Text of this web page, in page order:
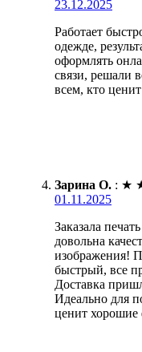
23.12.2025
Работает
одежде,
оформлять
связи, решали
всем, кто
Зарина О. : ★
01.11.2025
Заказала
довольна
изображения!
быстрый, все
Доставка
Идеально для
ценит хорошие